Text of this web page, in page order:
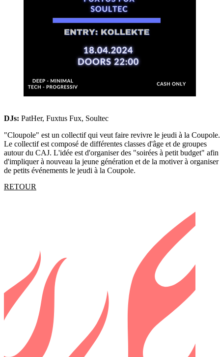
DJs: PatHer, Fuxtus Fux, Soultec
"Cloupole" est un collectif qui veut faire revivre le jeudi à la Coupole.
Le collectif est composé de différentes classes d'âge et de groupes
autour du CAJ. L'idée est d'organiser des "soirées à petit budget" afin
d'impliquer à nouveau la jeune génération et de la motiver à organiser
de petits événements le jeudi à la Coupole.
RETOUR